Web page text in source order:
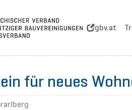
gbv.at
für neues